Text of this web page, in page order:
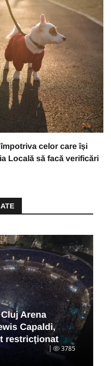
celor care își
Locală să facă verificări
Arena
Capaldi,
restricționat
3785